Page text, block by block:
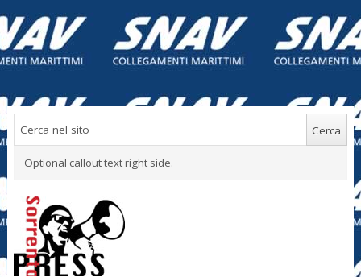
Optional callout text right side.